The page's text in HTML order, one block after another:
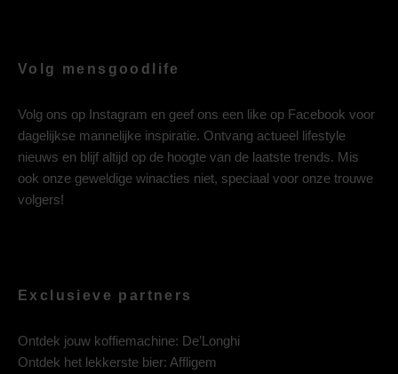
Volg mensgoodlife
Volg ons op Instagram en geef ons een like op Facebook voor
dagelijkse mannelijke inspiratie. Ontvang actueel lifestyle
nieuws en blijf altijd op de hoogte van de laatste trends. Mis
ook onze geweldige winacties niet, speciaal voor onze trouwe
volgers!
Exclusieve partners
Ontdek jouw koffiemachine: De’Longhi
Ontdek het lekkerste bier: Affligem